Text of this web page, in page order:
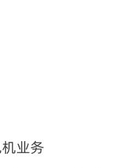
业务